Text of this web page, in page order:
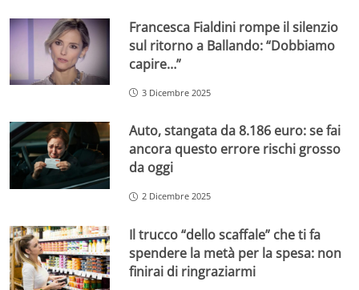
Francesca Fialdini rompe il silenzio
sul ritorno a Ballando: “Dobbiamo
capire…”
3 Dicembre 2025
Auto, stangata da 8.186 euro: se fai
ancora questo errore rischi grosso
da oggi
2 Dicembre 2025
Il trucco “dello scaffale” che ti fa
spendere la metà per la spesa: non
finirai di ringraziarmi